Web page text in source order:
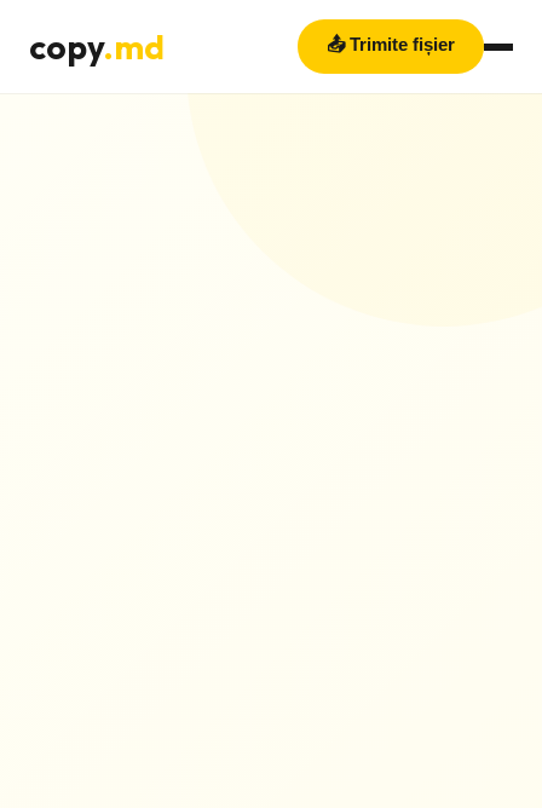
copy.md 📤 Trimite fișier